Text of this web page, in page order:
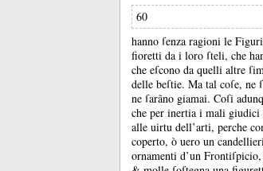
60
hanno ſenza ragioni le
fioretti da i loro ſteli, che
che eſcono da quelli altre
delle beſtie. Ma tal coſe, ne
ne ſarãno giamai. Coſi
che per inertia i mali
alle uirtu dell’arti, perche
coperto, ò uero un
ornamenti d’un